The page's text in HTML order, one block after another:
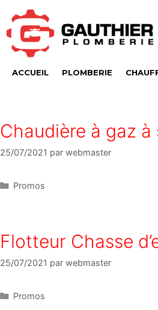
ACCUEIL PLOMBERIE
Chaudière à gaz à
25/07/2021 par webmaster
Promos
Flotteur Chasse
25/07/2021 par webmaster
Promos